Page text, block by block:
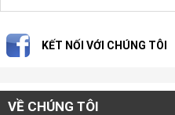
KẾT NỐI VỚI CHÚNG TÔI
VỀ CHÚNG TÔI